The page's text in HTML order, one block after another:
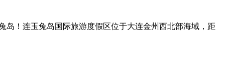
岛！连玉兔岛国际旅游度假区位于大连金州西北部海域，距